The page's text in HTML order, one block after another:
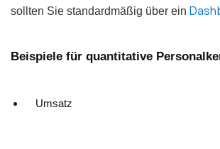
sollten Sie standardmäßig über ein
Beispiele für quantitative
Umsatz